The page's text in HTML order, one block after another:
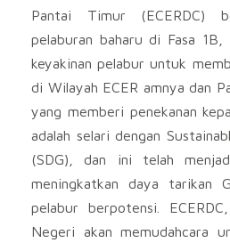
Pantai Timur (ECERDC)
pelaburan baharu di Fasa 1B,
keyakinan pelabur untuk
di Wilayah ECER amnya dan
yang memberi penekanan
adalah selari dengan
(SDG), dan ini telah
meningkatkan daya tarikan
pelabur berpotensi.
Negeri akan memudahcara